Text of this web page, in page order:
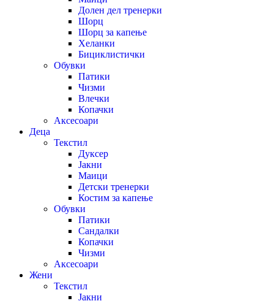
Долен дел тренерки
Шорц
Шорц за капење
Хеланки
Бициклистички
Обувки
Патики
Чизми
Влечки
Копачки
Аксесоари
Деца
Текстил
Дуксер
Јакни
Маици
Детски тренерки
Костим за капење
Обувки
Патики
Сандалки
Копачки
Чизми
Аксесоари
Жени
Текстил
Јакни